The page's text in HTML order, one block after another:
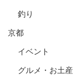
釣り
京都
イベント
グルメ・お土産